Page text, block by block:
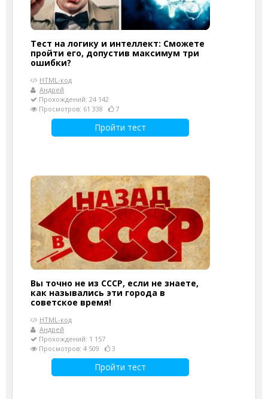
Тест на логику и интеллект: Сможете
пройти его, допустив максимум три
ошибки?
HTML-код
Андрей
Прохождений: 24 142
Просмотров: 61 338
7
Пройти тест
Вы точно не из СССР, если не знаете,
как назывались эти города в
советское время!
HTML-код
Андрей
Прохождений: 1 157
Просмотров: 4 509
3
Пройти тест